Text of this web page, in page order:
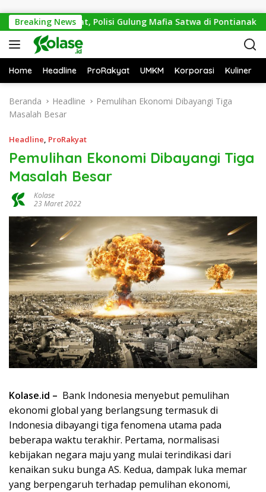
Breaking News
Mitos Sesat, Polisi Gulung Mafia Satwa di Pontianak
Home Headline ProRakyat UMKM Korporasi Kuliner
Beranda Headline
Pemulihan Ekonomi Dibayangi Tiga
Masalah Besar
Headline, ProRakyat
Pemulihan Ekonomi Dibayangi Tiga
Masalah Besar
Kolase
23 Maret 2022
Kolase.id – Bank Indonesia menyebut pemulihan
ekonomi global yang berlangsung termasuk di
Indonesia dibayangi tiga fenomena utama pada
beberapa waktu terakhir. Pertama, normalisasi
kebijakan negara maju yang mulai terindikasi dari
kenaikan suku bunga AS. Kedua, dampak luka memar
yang berpengaruh terhadap pemulihan ekonomi,